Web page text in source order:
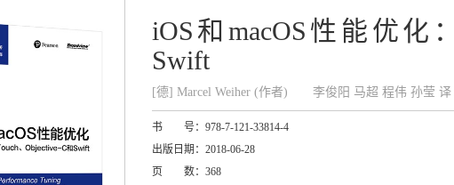
iOS和macOS性能优化
Swift
[德] Marcel Weiher (作者) 李俊阳 马超 程伟 孙莹 译
书 号： 978-7-121-33814-4
出版日期： 2018-06-28
页 数： 368